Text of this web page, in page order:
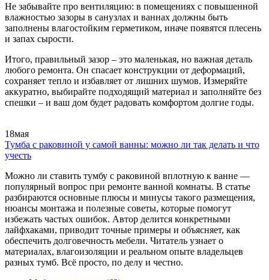
Не забывайте про вентиляцию: в помещениях с повышенной
влажностью зазоры в санузлах и ваннах должны быть
заполнены влагостойким герметиком, иначе появятся плесень
и запах сырости.
Итого, правильный зазор – это маленькая, но важная деталь
любого ремонта. Он спасает конструкции от деформаций,
сохраняет тепло и избавляет от лишних шумов. Измеряйте
аккуратно, выбирайте подходящий материал и заполняйте без
спешки – и ваш дом будет радовать комфортом долгие годы.
18мая
Тумба с раковиной у самой ванны: можно ли так делать и что
учесть
Можно ли ставить тумбу с раковиной вплотную к ванне —
популярный вопрос при ремонте ванной комнаты. В статье
разбираются основные плюсы и минусы такого размещения,
нюансы монтажа и полезные советы, которые помогут
избежать частых ошибок. Автор делится конкретными
лайфхаками, приводит точные примеры и объясняет, как
обеспечить долговечность мебели. Читатель узнает о
материалах, влагоизоляции и реальном опыте владельцев
разных тумб. Всё просто, по делу и честно.